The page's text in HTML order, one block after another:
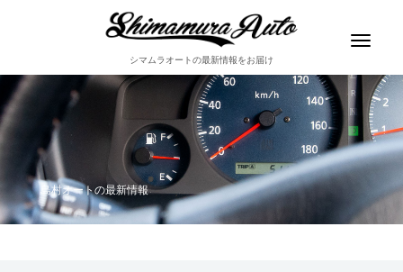
シマムラオートの最新情報をお届け
Toggle
島村オートの最新情報